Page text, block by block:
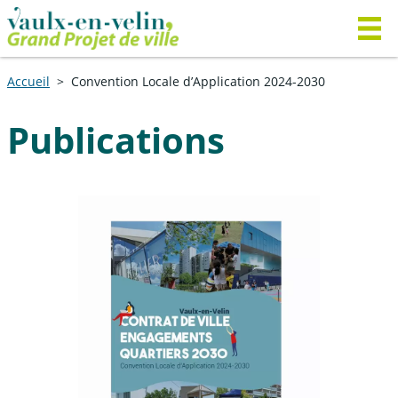
Accueil Convention Locale d’Application 2024-2030
Publications